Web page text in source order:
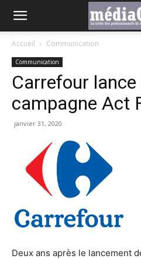
Accueil Communication
Communication
Carrefour
campagne Act
janvier 31, 2020
Deux ans après le lancement